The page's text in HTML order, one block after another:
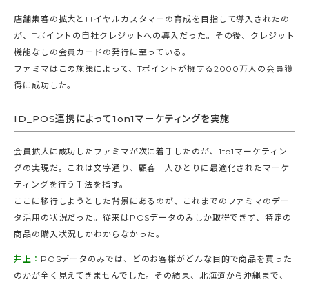
店舗集客の拡大とロイヤルカスタマーの育成を目指して導入されたの
が、Tポイントの自社クレジットへの導入だった。その後、クレジット
機能なしの会員カードの発行に至っている。
ファミマはこの施策によって、Tポイントが擁する2000万人の会員獲
得に成功した。
ID_POS連携によって1on1マーケティングを実施
会員拡大に成功したファミマが次に着手したのが、1to1マーケティン
グの実現だ。これは文字通り、顧客一人ひとりに最適化されたマーケ
ティングを行う手法を指す。
ここに移行しようとした背景にあるのが、これまでのファミマのデー
タ活用の状況だった。従来はPOSデータのみしか取得できず、特定の
商品の購入状況しかわからなかった。
井上： POSデータのみでは、どのお客様がどんな目的で商品を買った
のかが全く見えてきませんでした。その結果、北海道から沖縄まで、